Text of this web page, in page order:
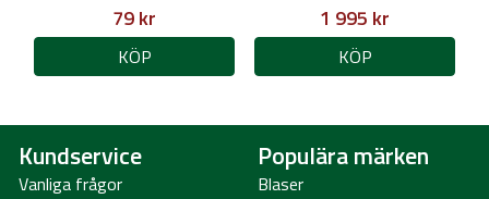
79 kr
KÖP
1 995 kr
KÖP
Kundservice
Vanliga frågor
Populära märken
Blaser